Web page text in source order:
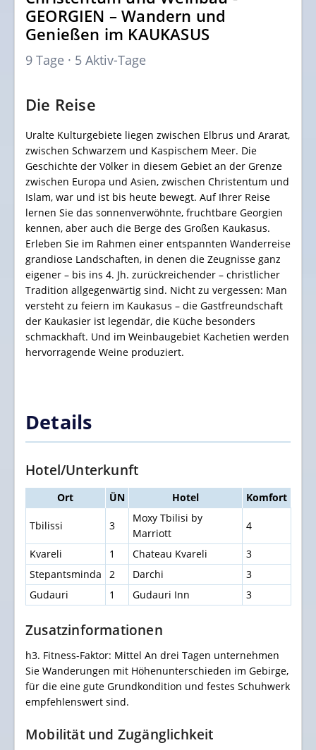
GEORGIEN – Wandern und
Genießen im KAUKASUS
9 Tage · 5 Aktiv-Tage
Die Reise
Uralte Kulturgebiete liegen zwischen Elbrus und Ararat,
zwischen Schwarzem und Kaspischem Meer. Die
Geschichte der Völker in diesem Gebiet an der Grenze
zwischen Europa und Asien, zwischen Christentum und
Islam, war und ist bis heute bewegt. Auf Ihrer Reise
lernen Sie das sonnenverwöhnte, fruchtbare Georgien
kennen, aber auch die Berge des Großen Kaukasus.
Erleben Sie im Rahmen einer entspannten Wanderreise
grandiose Landschaften, in denen die Zeugnisse ganz
eigener – bis ins 4. Jh. zurückreichender – christlicher
Tradition allgegenwärtig sind. Nicht zu vergessen: Man
versteht zu feiern im Kaukasus – die Gastfreundschaft
der Kaukasier ist legendär, die Küche besonders
schmackhaft. Und im Weinbaugebiet Kachetien werden
hervorragende Weine produziert.
Details
Hotel/Unterkunft
Ort ÜN Hotel Komfort
Tbilissi 3
Moxy Tbilisi by
Marriott
4
Kvareli 1 Chateau Kvareli
3
Stepantsminda
2 Darchi
3
Gudauri
1 Gudauri Inn 3
Zusatzinformationen
h3. Fitness-Faktor: Mittel An drei Tagen unternehmen
Sie Wanderungen mit Höhenunterschieden im Gebirge,
für die eine gute Grundkondition und festes Schuhwerk
empfehlenswert sind.
Mobilität und Zugänglichkeit